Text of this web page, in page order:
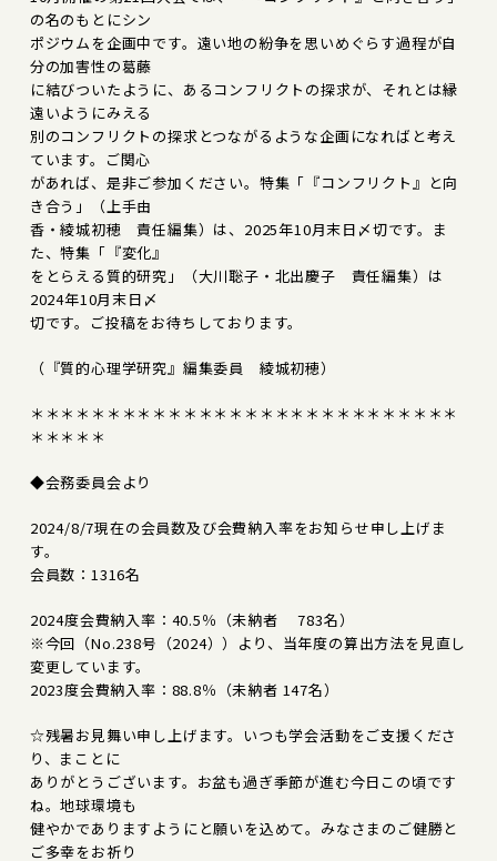
の名のもとにシン
ポジウムを企画中です。遠い地の紛争を思いめぐらす過程が自
分の加害性の葛藤
に結びついたように、あるコンフリクトの探求が、それとは縁
遠いようにみえる
別のコンフリクトの探求とつながるような企画になればと考え
ています。ご関心
があれば、是非ご参加ください。特集「『コンフリクト』と向
き合う」（上手由
香・綾城初穂 責任編集）は、2025年10月末日〆切です。ま
た、特集「『変化』
をとらえる質的研究」（大川聡子・北出慶子 責任編集）は
2024年10月末日〆
切です。ご投稿をお待ちしております。
（『質的心理学研究』編集委員 綾城初穂）
＊＊＊＊＊＊＊＊＊＊＊＊＊＊＊＊＊＊＊＊＊＊＊＊＊＊＊＊
＊＊＊＊＊
◆会務委員会より
2024/8/7現在の会員数及び会費納入率をお知らせ申し上げま
す。
会員数：1316名
2024度会費納入率：40.5％（未納者 783名）
※今回（No.238号（2024））より、当年度の算出方法を見直し
変更しています。
2023度会費納入率：88.8％（未納者 147名）
☆残暑お見舞い申し上げます。いつも学会活動をご支援くださ
り、まことに
ありがとうございます。お盆も過ぎ季節が進む今日この頃です
ね。地球環境も
健やかでありますようにと願いを込めて。みなさまのご健勝と
ご多幸をお祈り